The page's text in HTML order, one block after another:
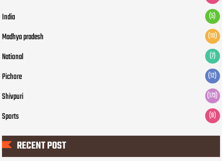
India (5)
Madhya pradesh (10)
National (7)
Pichore (12)
Shivpuri (173)
Sports (9)
RECENT POST